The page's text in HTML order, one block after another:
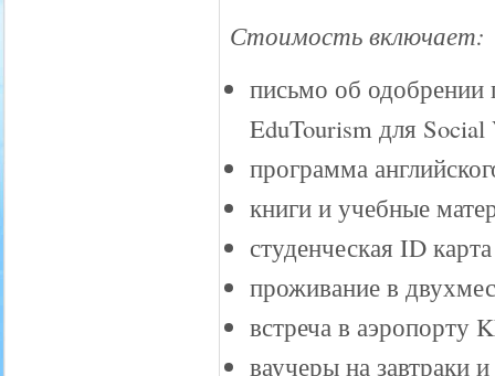
Стоимость включает:
письмо об
EduTourism для Social
программа
книги и учебные
студенческая ID
проживание в
встреча в аэропорту
ваучеры на завтраки